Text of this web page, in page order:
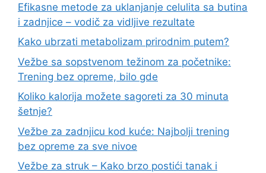
Efikasne metode za uklanjanje celulita sa butina
i zadnjice – vodič za vidljive rezultate
Kako ubrzati metabolizam prirodnim putem?
Vežbe sa sopstvenom težinom za početnike:
Trening bez opreme, bilo gde
Koliko kalorija možete sagoreti za 30 minuta
šetnje?
Vežbe za zadnjicu kod kuće: Najbolji trening
bez opreme za sve nivoe
Vežbe za struk – Kako brzo postići tanak i